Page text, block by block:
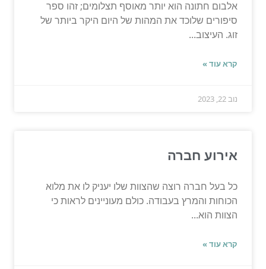
אלבום חתונה הוא יותר מאוסף תצלומים; זהו ספר
סיפורים שלוכד את המהות של היום היקר ביותר של
זוג. העיצוב...
קרא עוד »
נוב 22, 2023
אירוע חברה
כל בעל חברה רוצה שהצוות שלו יעניק לו את מלוא
הכוחות והמרץ בעבודה. כולם מעוניינים לראות כי
הצוות הוא...
קרא עוד »